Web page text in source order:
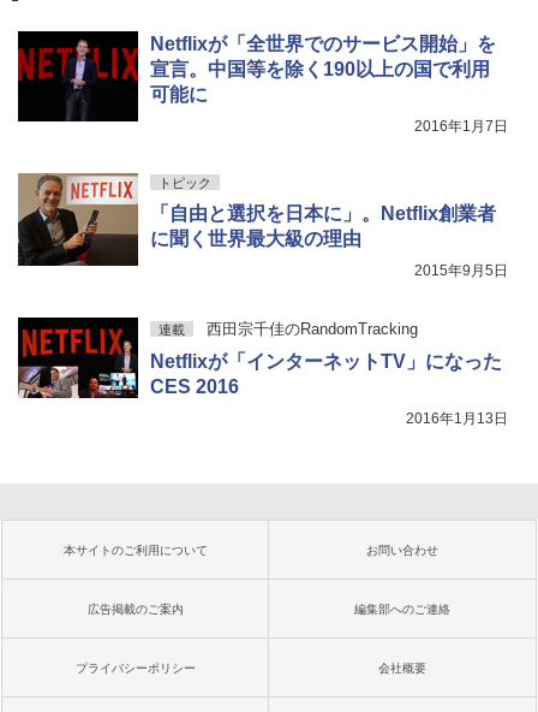
Netflixが「全世界でのサービス開始」を
宣言。中国等を除く190以上の国で利用
可能に
2016年1月7日
トピック
「自由と選択を日本に」。Netflix創業者
に聞く世界最大級の理由
2015年9月5日
連載 西田宗千佳のRandomTracking
Netflixが「インターネットTV」になった
CES 2016
2016年1月13日
本サイトのご利用について お問い合わせ
広告掲載のご案内 編集部へのご連絡
プライバシーポリシー 会社概要